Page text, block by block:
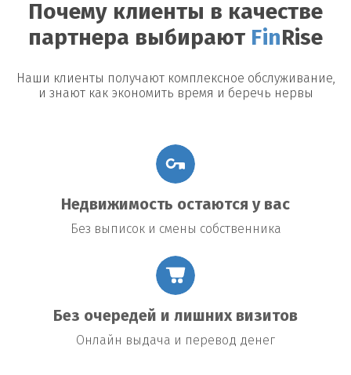
Почему клиенты в качестве
партнера выбирают Fin Rise
Наши клиенты получают комплексное обслуживание,
и знают как экономить время и беречь нервы
Недвижимость остаются у вас
Без выписок и смены собственника
Без очередей и лишних визитов
Онлайн выдача и перевод денег